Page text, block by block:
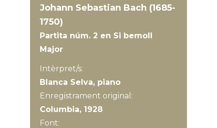
Johann Sebastian Bach (1685-
1750)
Partita núm. 2 en Si bemoll
Major
Intèrpret/s:
Blanca Selva, piano
Enregistrament original:
Columbia, 1928
Font: